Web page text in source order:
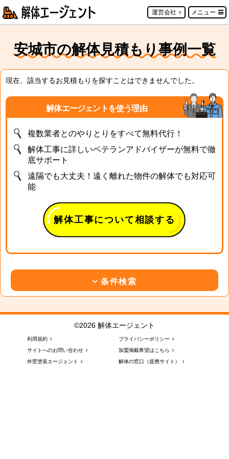
運営会社 メニュー
安城市の解体見積もり事例一覧
現在、該当するお見積もりを探すことはできませんでした。
解体エージェントを使う理由
複数業者とのやりとりをすべて無料代行！
解体工事に詳しいベテランアドバイザーが無料で徹
底サポート
遠隔でも大丈夫！遠く離れた物件の解体でも対応可
能
解体工事について相談する
条件検索
©2026 解体エージェント
利用規約
プライバシーポリシー
サイトへのお問い合わせ
加盟掲載希望はこちら
外壁塗装エージェント
解体の窓口（提携サイト）